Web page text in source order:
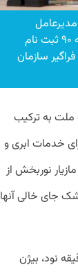
ایرانسل در دقیقه ۹۰ ثبت نام
سازمان
ملت به ترکیب
خدمات ابری و
نوربخش از
جای خالی آنها
نود، بیژن